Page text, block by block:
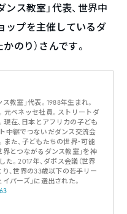
ンス教室」代表、世界中
ップを主催しているダ
のり）さんです。
教室」代表。1988年生まれ。
元ベネッセ社員。ストリートダ
現在、日本とアフリカの子ども
中継でつないだダンス交流会
また、子どもたちの世界・可能
界とつながるダンス教室」を神
。2017年、ダボス会議（世界
、世界の33歳以下の若手リー
パーズ」に選出された。